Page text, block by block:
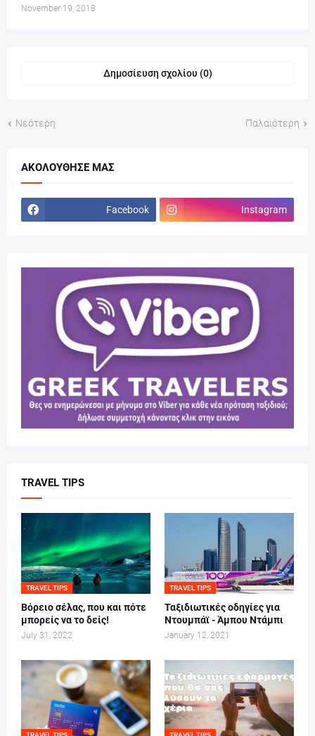
November 19, 2018
Δημοσίευση σχολίου (0)
Νεότερη Παλαιότερη
ΑΚΟΛΟΎΘΗΣΕ ΜΑΣ
Facebook Instagram
TRAVEL TIPS
TRAVEL TIPS
Βόρειο σέλας, που και πότε
μπορείς να το δείς!
July 31, 2022
TRAVEL TIPS
Ταξιδιωτικές οδηγίες για
Ντουμπάϊ - Άμπου Ντάμπι
January 12, 2021